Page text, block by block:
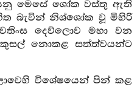
මෙසේ ශෝක වස්තු ඇති
බැවින් නිශ්ශෝක වූ මිහිරි
දෙව්ලොව මහා වන
නොකළ සත්ත්වයන්ට
විශේෂයෙන් පින් කළ